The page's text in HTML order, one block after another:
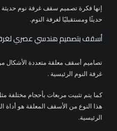
إنها فكرة تصميم سقف غرفة نوم
حديثًا ومستقبليًا لغرفة النوم.
أسقف بتصميم هندسي عصري
تصاميم أسقف معلقة متعددة الأشكال
غرفة النوم الرئيسية .
كما يتم تثبيت مربعات بأحجام مختلفة
هذا النوع من الأسقف المعلقة هو أداة
الرئيسية.